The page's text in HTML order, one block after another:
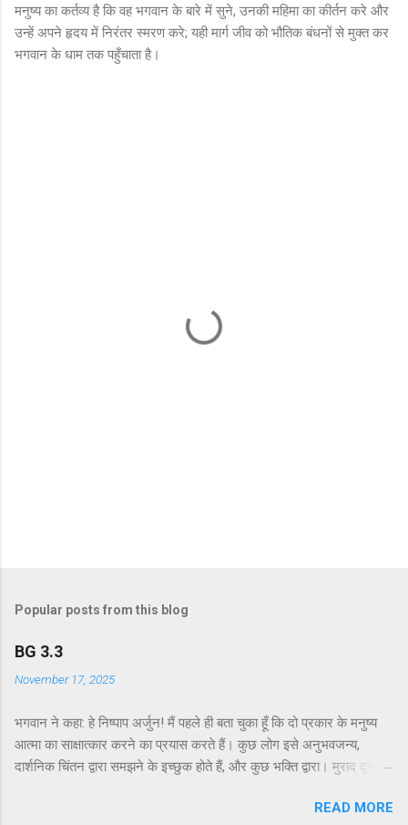
मनुष्य का कर्तव्य है कि वह भगवान के बारे में सुने, उनकी महिमा का कीर्तन करे और
उन्हें अपने हृदय में निरंतर स्मरण करे; यही मार्ग जीव को भौतिक बंधनों से मुक्त कर
भगवान के धाम तक पहुँचाता है।
Popular posts from this blog
BG 3.3
November 17, 2025
भगवान ने कहा: हे निष्पाप अर्जुन! मैं पहले ही बता चुका हूँ कि दो प्रकार के मनुष्य
आत्मा का साक्षात्कार करने का प्रयास करते हैं। कुछ लोग इसे अनुभवजन्य,
दार्शनिक चिंतन द्वारा समझने के इच्छुक होते हैं, और कुछ भक्ति द्वारा। मुराद दूसरे
कर्मयोग या बुद्धियोग। इस श्लोक में भगवान इसे और भी स्पष्ट रूप से समझाते हैं।
READ MORE